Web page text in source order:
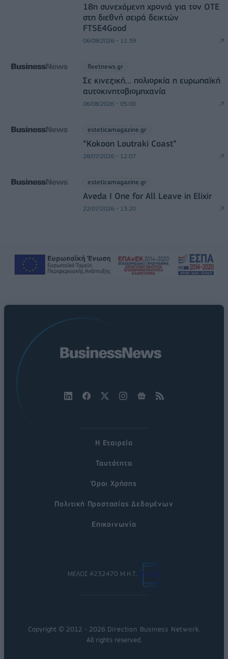
18η συνεχόμενη χρονιά για τον ΟΤΕ
στη διεθνή σειρά δεικτών
FTSE4Good
06/08/2026 - 11:39
fleetnews.gr
Σε κινεζική… πολιορκία η ευρωπαϊκή
αυτοκινητοβιομηχανία
06/08/2026 - 05:00
esteticamagazine.gr
“Kokoon Loutraki Coast”
28/07/2026 - 12:07
esteticamagazine.gr
Aveda I One for All Leave in Elixir
22/07/2026 - 13:20
Η Εταιρεία
Ταυτότητα
Όροι Χρήσης
Πολιτική Προστασίας Δεδομένων
Επικοινωνία
ΜΕΛΟΣ #232470 Μ.Η.Τ.
Copyright © 2012 - 2026 Direction Business Network
All rights reserved.